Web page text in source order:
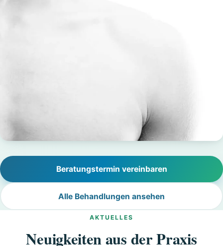
Beratungstermin vereinbaren
Alle Behandlungen ansehen
AKTUELLES
Neuigkeiten aus der Praxis